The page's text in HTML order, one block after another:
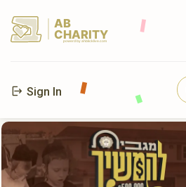
AB
CHARITY
powerd by ahblicklive.com
Sign In